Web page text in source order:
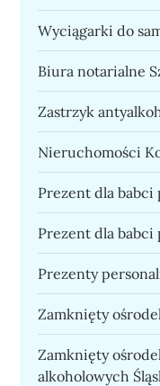
Wyciągarki do
Biura notarialne
Zastrzyk
Nieruchomości
Prezent dla babci
Prezent dla babci
Prezenty
Zamknięty
Zamknięty
alkoholowych